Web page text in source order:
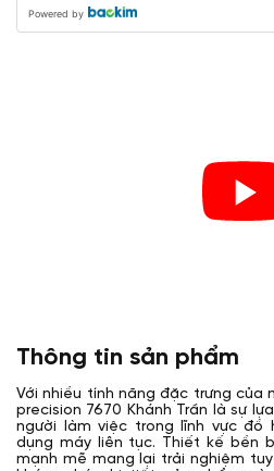
Powered by
Thông tin sản phẩm
Với nhiều tính năng đặc trưng của
precision 7670 Khánh Trần là sự
người làm việc trong lĩnh vực
dụng máy liên tục. Thiết kế bền
mạnh mẽ mang lại trải nghiệm